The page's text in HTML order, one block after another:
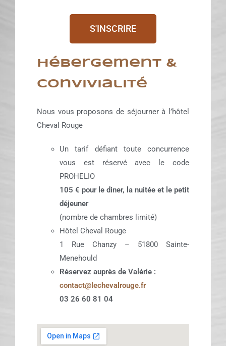
S'INSCRIRE
Hébergement &
Convivialité
Nous vous proposons de séjourner à l’hôtel
Cheval Rouge
Un tarif défiant toute concurrence
vous est réservé avec le code
PROHELIO
105 € pour le diner, la nuitée et le petit
déjeuner
(nombre de chambres limité)
Hôtel Cheval Rouge
1 Rue Chanzy – 51800 Sainte-
Menehould
Réservez auprès de Valérie :
contact@lechevalrouge.fr
03 26 60 81 04